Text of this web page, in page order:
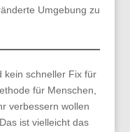
Umgebung zu
kein schneller Fix für
für Menschen,
verbessern wollen
ist vielleicht das